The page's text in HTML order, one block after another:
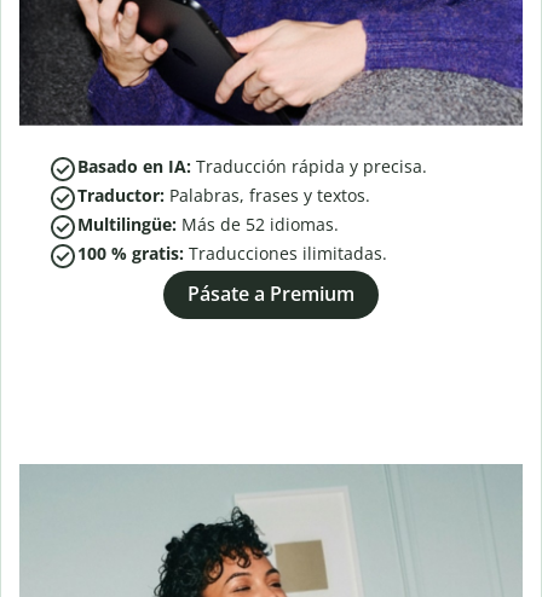
Basado en IA: Traducción rápida y precisa.
Traductor: Palabras, frases y textos.
Multilingüe: Más de 52 idiomas.
100 % gratis: Traducciones ilimitadas.
Pásate a Premium